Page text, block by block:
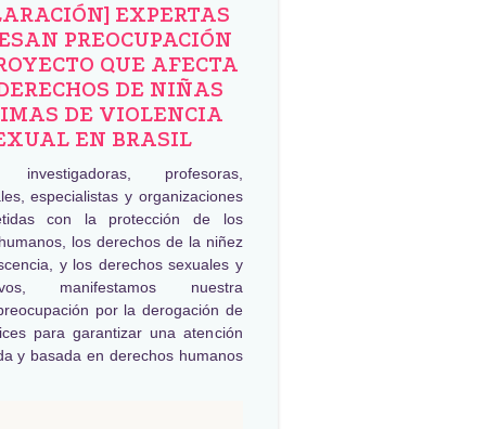
EXPERTAS
PREOCUPACIÓN
QUE AFECTA
DE NIÑAS
DE VIOLENCIA
EN BRASIL
investigadoras, profesoras,
especialistas y organizaciones
con la protección de los
los derechos de la niñez
y los derechos sexuales y
manifestamos nuestra
por la derogación de
para garantizar una atención
y basada en derechos humanos